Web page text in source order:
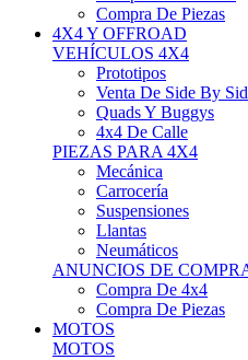
4X4 Y OFFROAD
VEHÍCULOS 4X4
Prototipos
Venta De Side By Side
Quads Y Buggys
4x4 De Calle
PIEZAS PARA 4X4
Mecánica
Carrocería
Suspensiones
Llantas
Neumáticos
ANUNCIOS DE COMPRA
Compra De 4x4
Compra De Piezas
MOTOS
MOTOS
Motos De Circuito